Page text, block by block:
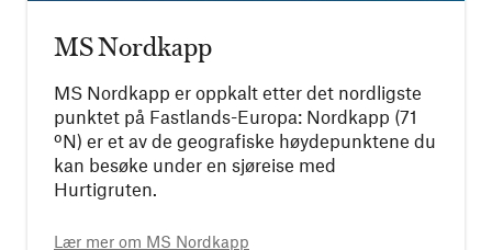
MS Nordkapp
MS Nordkapp er oppkalt etter det nordligste
punktet på Fastlands-Europa: Nordkapp (71
ºN) er et av de geografiske høydepunktene du
kan besøke under en sjøreise med
Hurtigruten.
Lær mer om MS Nordkapp